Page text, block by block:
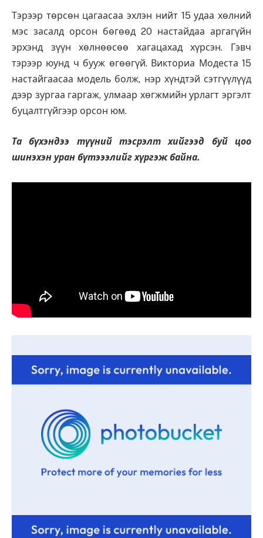
Тэрээр төрсөн цагаасаа эхлэн нийт 15 удаа хөлний
мэс засалд орсон бөгөөд 20 настайдаа аргагүйн
эрхэнд зүүн хөлнөөсөө хагацахад хүрсэн. Гэвч
тэрээр юунд ч бууж өгөөгүй. Викториа Модеста 15
настайгаасаа модель болж, нэр хүндтэй сэтгүүлүүд
дээр зургаа гаргаж, улмаар хөгжмийн урлагт эргэлт
буцалтгүйгээр орсон юм.
Та бүхэндээ түүний тэсрэлт хийгээд буй цоо
шинэхэн уран бүтэээлийг хүргэж байна.